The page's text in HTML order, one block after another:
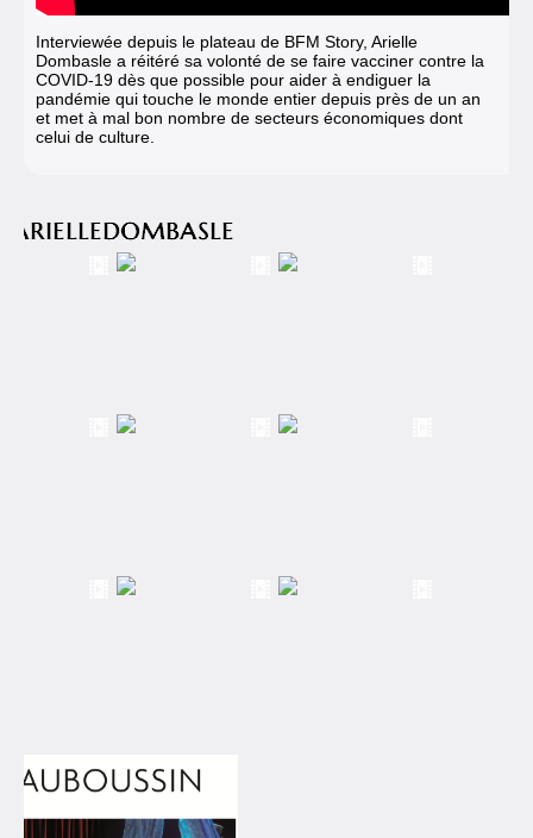
Interviewée depuis le plateau de BFM Story, Arielle
Dombasle a réitéré sa volonté de se faire vacciner contre la
COVID-19 dès que possible pour aider à endiguer la
pandémie qui touche le monde entier depuis près de un an
et met à mal bon nombre de secteurs économiques dont
celui de culture.